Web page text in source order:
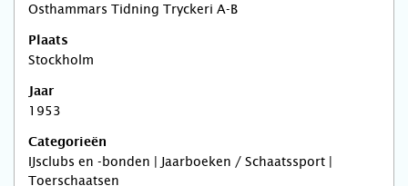
Osthammars Tidning Tryckeri A-B
Plaats
Stockholm
Jaar
1953
Categorieën
IJsclubs en -bonden | Jaarboeken / Schaatssport |
Toerschaatsen